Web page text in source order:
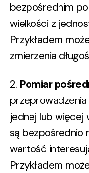
bezpośrednim
wielkości z
Przykładem
zmierzenia
2. Pomiar
jednej lub więcej
są bezpośrednio
wartość
Przykładem